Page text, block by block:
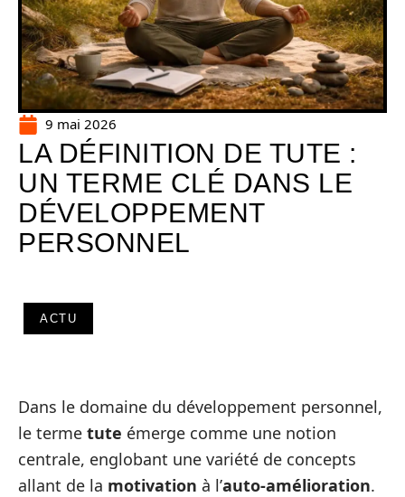
9 mai 2026
LA DÉFINITION DE TUTE :
UN TERME CLÉ DANS LE
DÉVELOPPEMENT
PERSONNEL
ACTU
Dans le domaine du développement personnel,
le terme tute émerge comme une notion
centrale, englobant une variété de concepts
allant de la motivation à l’auto-amélioration.